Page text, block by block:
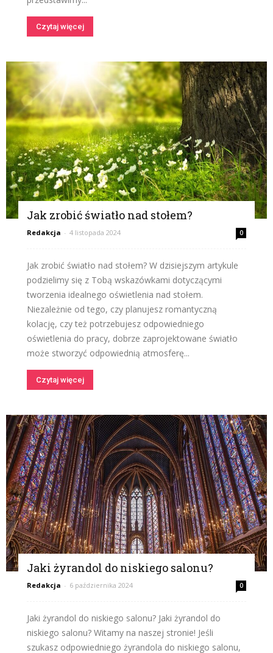
Czytaj więcej
Jak zrobić światło nad stołem?
Redakcja - 4 listopada 2024 0
Jak zrobić światło nad stołem? W dzisiejszym artykule
podzielimy się z Tobą wskazówkami dotyczącymi
tworzenia idealnego oświetlenia nad stołem.
Niezależnie od tego, czy planujesz romantyczną
kolację, czy też potrzebujesz odpowiedniego
oświetlenia do pracy, dobrze zaprojektowane światło
może stworzyć odpowiednią atmosferę...
Czytaj więcej
Jaki żyrandol do niskiego salonu?
Redakcja - 6 października 2024 0
Jaki żyrandol do niskiego salonu? Jaki żyrandol do
niskiego salonu? Witamy na naszej stronie! Jeśli
szukasz odpowiedniego żyrandola do niskiego salonu,